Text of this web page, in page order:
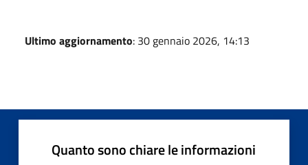
Ultimo aggiornamento: 30 gennaio 2026, 14:13
Quanto sono chiare le informazioni